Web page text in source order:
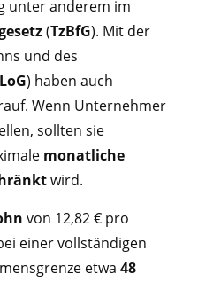
unter anderem im
(TzBfG). Mit der
und des
) haben auch
Wenn Unternehmer
sollten sie
monatliche
wird.
von 12,82 € pro
einer vollständigen
etwa 48